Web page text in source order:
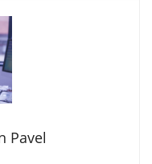
Pavel